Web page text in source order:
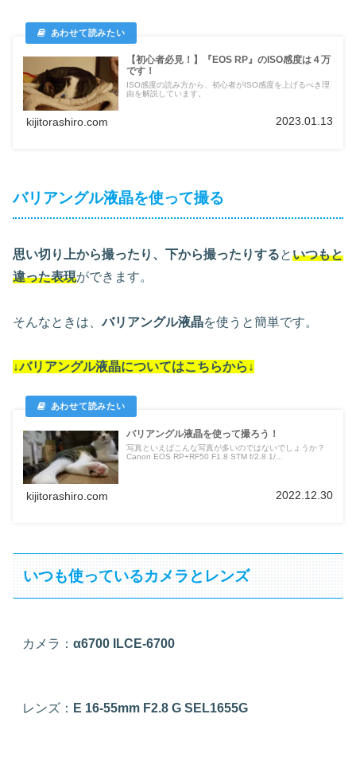
【初心者必見！】『EOS RP』のISO感度は４万
です！
ISO感度の読み方から、初心者がISO感度を上げるべき理
由を解説しています。
kijitorashiro.com 2023.01.13
バリアングル液晶を使って撮る
思い切り上から撮ったり、下から撮ったりするといつもと
違った表現ができます。
そんなときは、バリアングル液晶を使うと簡単です。
↓バリアングル液晶についてはこちらから↓
バリアングル液晶を使って撮ろう！
写真といえばこんな写真が多いのではないでしょうか？
Canon EOS RP+RF50 F1.8 STM f/2.8 1/...
kijitorashiro.com 2022.12.30
いつも使っているカメラとレンズ
カメラ： α6700 ILCE-6700
レンズ： E 16-55mm F2.8 G SEL1655G